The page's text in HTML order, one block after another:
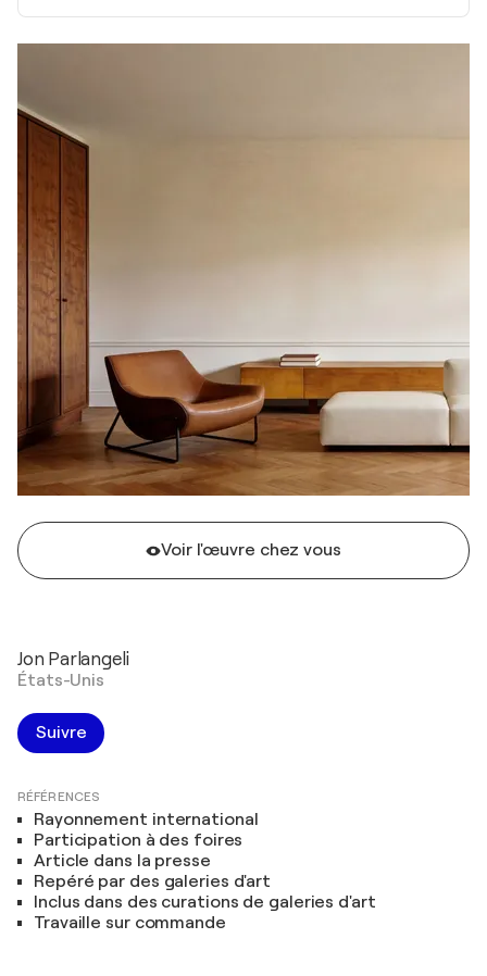
Voir l'œuvre chez vous
Jon Parlangeli
États-Unis
Suivre
RÉFÉRENCES
Rayonnement international
Participation à des foires
Article dans la presse
Repéré par des galeries d'art
Inclus dans des curations de galeries d'art
Travaille sur commande